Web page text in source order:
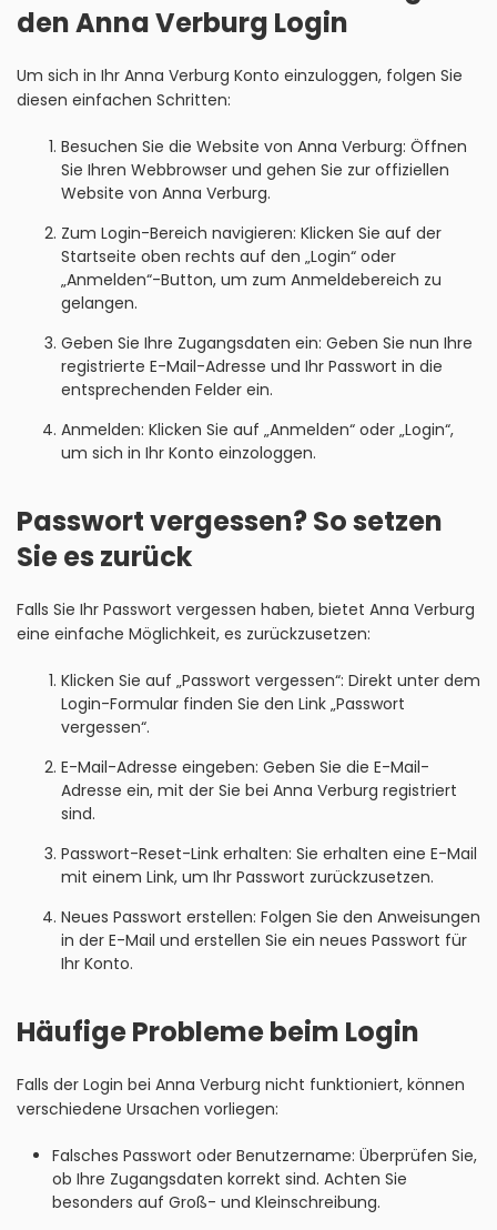
den Anna Verburg Login
Um sich in Ihr Anna Verburg Konto einzuloggen, folgen Sie
diesen einfachen Schritten:
Besuchen Sie die Website von Anna Verburg: Öffnen
Sie Ihren Webbrowser und gehen Sie zur offiziellen
Website von Anna Verburg.
Zum Login-Bereich navigieren: Klicken Sie auf der
Startseite oben rechts auf den „Login“ oder
„Anmelden“-Button, um zum Anmeldebereich zu
gelangen.
Geben Sie Ihre Zugangsdaten ein: Geben Sie nun Ihre
registrierte E-Mail-Adresse und Ihr Passwort in die
entsprechenden Felder ein.
Anmelden: Klicken Sie auf „Anmelden“ oder „Login“,
um sich in Ihr Konto einzologgen.
Passwort vergessen? So setzen
Sie es zurück
Falls Sie Ihr Passwort vergessen haben, bietet Anna Verburg
eine einfache Möglichkeit, es zurückzusetzen:
Klicken Sie auf „Passwort vergessen“: Direkt unter dem
Login-Formular finden Sie den Link „Passwort
vergessen“.
E-Mail-Adresse eingeben: Geben Sie die E-Mail-
Adresse ein, mit der Sie bei Anna Verburg registriert
sind.
Passwort-Reset-Link erhalten: Sie erhalten eine E-Mail
mit einem Link, um Ihr Passwort zurückzusetzen.
Neues Passwort erstellen: Folgen Sie den Anweisungen
in der E-Mail und erstellen Sie ein neues Passwort für
Ihr Konto.
Häufige Probleme beim Login
Falls der Login bei Anna Verburg nicht funktioniert, können
verschiedene Ursachen vorliegen:
Falsches Passwort oder Benutzername: Überprüfen Sie,
ob Ihre Zugangsdaten korrekt sind. Achten Sie
besonders auf Groß- und Kleinschreibung.